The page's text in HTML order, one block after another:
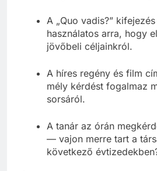
A „Quo vadis?”
használatos arra, hogy
jövőbeli céljainkról.
A híres regény és film
mély kérdést fogalmaz
sorsáról.
A tanár az órán
— vajon merre tart a
következő